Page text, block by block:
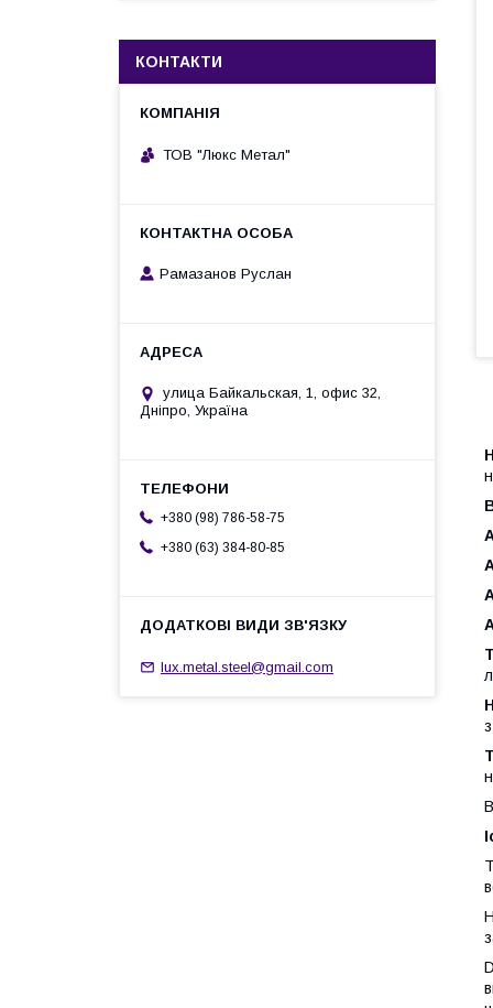
КОНТАКТИ
ТОВ "Люкс Метал"
Рамазанов Руслан
улица Байкальская, 1, офис 32,
Дніпро, Україна
+380 (98) 786-58-75
+380 (63) 384-80-85
lux.metal.steel@gmail.com